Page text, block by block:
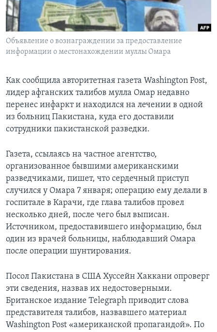
Learning English
СОЦИАЛЬНЫЕ СЕТИ
Языки
Объявление о вознаграждении за предоставление
информации о местонахождении муллы Омара
Как сообщила авторитетная газета Washington Post,
лидер афганских талибов мулла Омар недавно
перенес инфаркт и находился на лечении в одной
из больниц Пакистана, куда его доставили
сотрудники пакистанской разведки.
Газета, ссылаясь на частное агентство,
организованное бывшими американскими
разведчиками, пишет, что сердечный приступ
случился у Омара 7 января; операцию ему делали в
госпитале в Карачи, где глава талибов провел
несколько дней, после чего был выписан.
Источником, предоставившего информацию, был
один из врачей больницы, наблюдавший Омара
после операции шунтирования.
Посол Пакистана в США Хуссейн Хаккани опроверг
эти сведения, назвав их недостоверными.
Британское издание Telegraph приводит слова
представителя талибов, назвавшего материал
Washington Post «американской пропагандой». По